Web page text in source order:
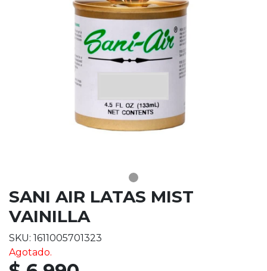
SANI AIR LATAS MIST
VAINILLA
SKU: 1611005701323
Agotado.